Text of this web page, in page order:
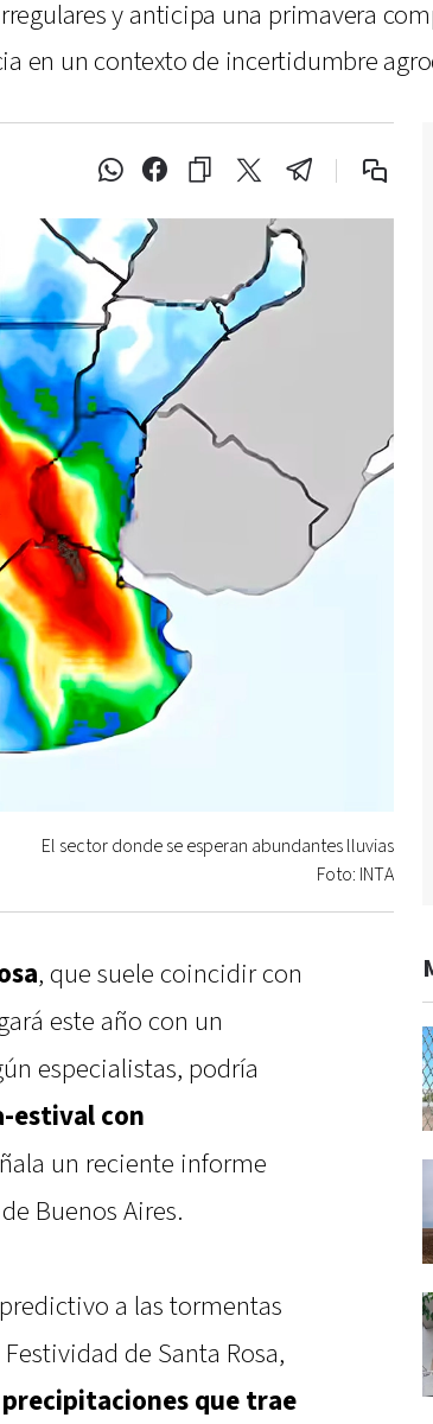
y anticipa una primavera
en un contexto de incertidumbre
El sector donde se esperan abundantes lluvias
Foto: INTA
, que suele coincidir con
este año con un
especialistas, podría
estival con
un reciente informe
Buenos Aires.
a las tormentas
de Santa Rosa,
precipitaciones que trae